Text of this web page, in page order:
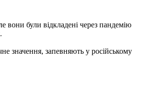
вони були відкладені через пандемію
значення, запевняють у російському